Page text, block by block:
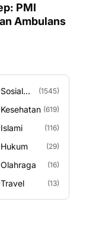
Ambulans
Sosial
(1545)
Kesehatan (619)
Islami (116)
Hukum (29)
Olahraga (16)
Travel (13)